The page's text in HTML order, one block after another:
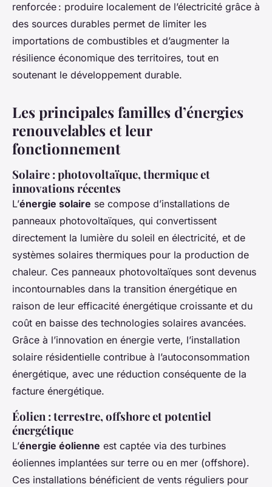
renforcée : produire localement de l’électricité grâce à
des sources durables permet de limiter les
importations de combustibles et d’augmenter la
résilience économique des territoires, tout en
soutenant le développement durable.
Les principales familles d’énergies
renouvelables et leur
fonctionnement
Solaire : photovoltaïque, thermique et
innovations récentes
L’énergie solaire se compose d’installations de
panneaux photovoltaïques, qui convertissent
directement la lumière du soleil en électricité, et de
systèmes solaires thermiques pour la production de
chaleur. Ces panneaux photovoltaïques sont devenus
incontournables dans la transition énergétique en
raison de leur efficacité énergétique croissante et du
coût en baisse des technologies solaires avancées.
Grâce à l’innovation en énergie verte, l’installation
solaire résidentielle contribue à l’autoconsommation
énergétique, avec une réduction conséquente de la
facture énergétique.
Éolien : terrestre, offshore et potentiel
énergétique
L’énergie éolienne est captée via des turbines
éoliennes implantées sur terre ou en mer (offshore).
Ces installations bénéficient de vents réguliers pour